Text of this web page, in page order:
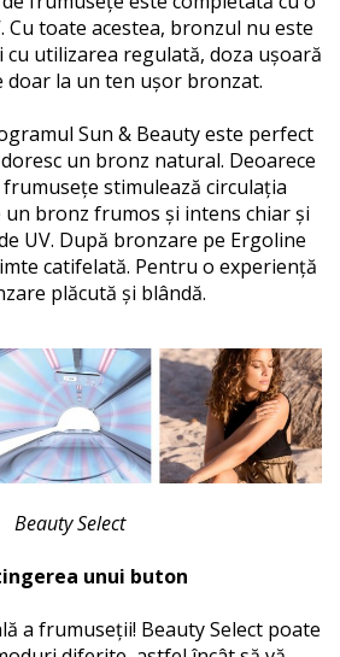
Cu toate acestea, bronzul nu este
cu utilizarea regulată, doza ușoară
doar la un ten ușor bronzat.
Sun & Beauty este perfect
un bronz natural. Deoarece
stimulează circulația
bronz frumos și intens chiar și
UV. După bronzare pe Ergoline
catifelată. Pentru o experiență
plăcută și blândă.
Beauty Select
unui buton
a frumuseții! Beauty Select poate